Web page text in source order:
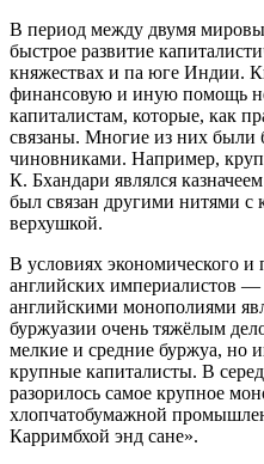
В период между двумя
быстрое развитие
княжествах и па юге Индии.
финансовую и иную помощь
капиталистам, которые, как
связаны. Многие из них были
чиновниками. Например,
К. Бхандари являлся
был связан другими нитями с
верхушкой.
В условиях экономического и
английских империалистов —
английскими монополиями
буржуазии очень тяжёлым
мелкие и средние буржуа, но
крупные капиталисты. В
разорилось самое крупное
хлопчатобумажной
Карримбхой энд сане».